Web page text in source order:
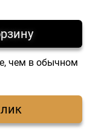
чем в обычном